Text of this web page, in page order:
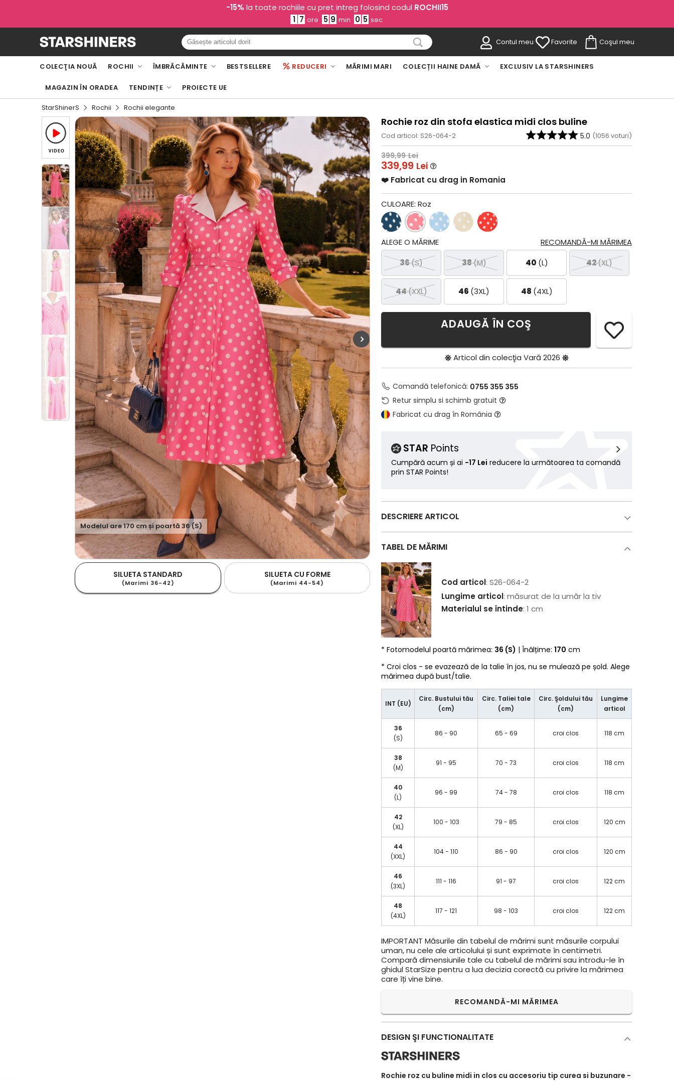
-15% la toate rochiile cu pret intreg folosind codul ROCHII15
1 7 ore 5 9 min 0 4 sec
Contul meu Favorite Coşul meu
COLECŢIA NOUĂ ROCHII ÎMBRĂCĂMINTE BESTSELLERE REDUCERI MĂRIMI MARI COLECȚII HAINE DAMĂ EXCLUSIV LA STARSHINERS
MAGAZIN ÎN ORADEA TENDINȚE PROIECTE UE
StarShinerS Rochii Rochii elegante
Modelul are170 cm și poartă36 (S)
SILUETA STANDARD
(Marimi 36-42)
SILUETA CU FORME
(Marimi 44-54)
Rochie roz din stofa elastica midi clos buline
Cod articol: S26-064-2 5.0 (1056 voturi)
399,99 Lei
339,99 Lei
❤️ Fabricat cu drag in Romania
CULOARE:Roz
RECOMANDĂ-MI MĂRIMEA
ALEGE O MĂRIME
36(S) 38(M) 40 (L) 42(XL)
44(XXL) 46 (3XL) 48 (4XL)
ADAUGĂ ÎN COŞ
Articol din colecţia Vară 2026
Comandă telefonică: 0755 355 355
Retur simplu si schimb gratuit
Fabricat cu drag în România
STAR Points
Cumpără acum și ai -17 Lei reducere la următoarea ta comandă
prin STAR Points!
DESCRIERE ARTICOL
TABEL DE MĂRIMI
Cod articol: S26-064-2
Lungime articol: măsurat de la umăr la tiv
Materialul se întinde: 1 cm
* Fotomodelul poartă mărimea: 36 (S) | Înălțime:170 cm
* Croi clos - se evazează de la talie în jos, nu se mulează pe șold. Alege
mărimea după bust/talie.
INT (EU)
Circ. Bustului tău
(cm)
Circ. Taliei tale
(cm)
Circ. Şoldului tău
(cm)
Lungime
articol
36
(S)
86 - 90 65 - 69 croi clos 118 cm
38
(M)
91 - 95 70 - 73 croi clos 118 cm
40
(L)
96 - 99 74 - 78 croi clos 118 cm
42
(XL)
100 - 103 79 - 85 croi clos 120 cm
44
(XXL)
104 - 110 86 - 90 croi clos 120 cm
46
(3XL)
111 - 116 91 - 97 croi clos 122 cm
48
(4XL)
117 - 121 98 - 103 croi clos 122 cm
IMPORTANT Măsurile din tabelul de mărimi sunt măsurile corpului
uman, nu cele ale articolului și sunt exprimate în centimetri.
Compară dimensiunile tale cu tabelul de mărimi sau introdu-le în
ghidul StarSize pentru a lua decizia corectă cu privire la mărimea
care îți vine bine.
RECOMANDĂ-MI MĂRIMEA
DESIGN ŞI FUNCTIONALITATE
Rochie roz cu buline midi in clos cu accesoriu tip curea si buzunare -